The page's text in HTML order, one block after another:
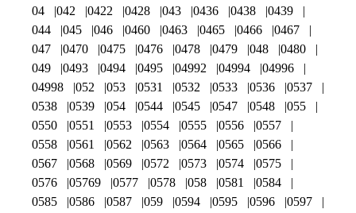
04
042 0422 0428 043 0436 0438
0439
044
045 046 0460 0463 0465 0466
0467
047
0470 0475 0476 0478 0479 048
0480
049
0493 0494 0495 04992 04994
04996
04998
052 053 0531 0532 0533 0536
0537
0538
0539 054 0544 0545 0547 0548
055
0550
0551 0553 0554 0555 0556
0557
0558
0561 0562 0563 0564 0565
0566
0567
0568 0569 0572 0573 0574
0575
0576
05769 0577 0578 058 0581
0584
0585
0586 0587 059 0594 0595 0596
0597